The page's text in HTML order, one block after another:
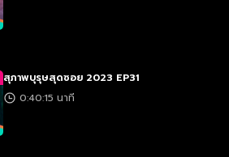
สุภาพบุรุษสุดซอย 2023 EP31
0:40:15 นาที